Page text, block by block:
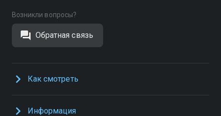
Возникли вопросы?
Обратная связь
Как смотреть
Информация